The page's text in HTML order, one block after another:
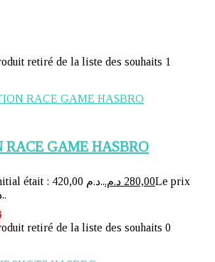
retiré de la liste des souhaits 1
RACE GAME HASBRO
Le prix initial était : 420,00 د.م.. 280,00 د.م.
Le prix
actuel est : 280,00 د.م..
retiré de la liste des souhaits 0